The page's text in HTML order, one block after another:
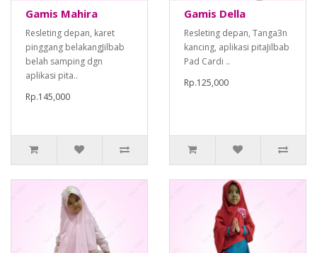
Gamis Mahira
Resleting depan, karet
pinggang belakangJilbab
belah samping dgn
aplikasi pita..
Rp.145,000
Gamis Della
Resleting depan, Tanga3n
kancing, aplikasi pitaJilbab
Pad Cardi ..
Rp.125,000